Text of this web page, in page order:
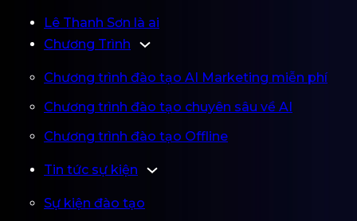
Lê Thanh Sơn là ai
Chương Trình
Chương trình đào tạo AI Marketing miễn phí
Chương trình đào tạo chuyên sâu về AI
Chương trình đào tạo Offline
Tin tức sự kiện
Sự kiện đào tạo